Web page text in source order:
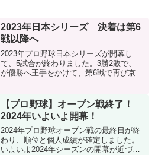
2023年日本シリーズ 決着は第6
戦以降へ
2023年プロ野球日本シリーズが開幕し
て、5試合が終わりました。3勝2敗で、
が優勝へ王手をかけて、第6戦で再び京セ
けて第7戦までもつれるか、どちらが優勝
するか最後ま...
【プロ野球】オープン戦終了！
2024年いよいよ開幕！
2024年プロ野球オープン戦の最終日が終
わり、順位と個人成績が確定しました。
いよいよ2024年シーズンの開幕が近づい